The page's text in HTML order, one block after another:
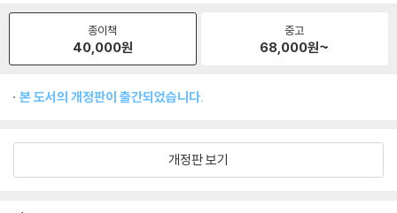
종이책
40,000원
중고
68,000원~
본 도서의 개정판이 출간되었습니다.
개정판 보기